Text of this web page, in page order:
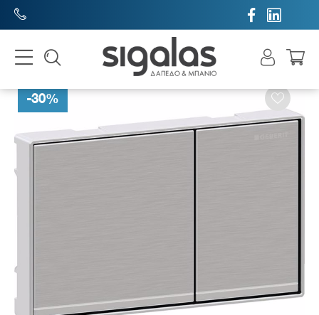
 
-30%